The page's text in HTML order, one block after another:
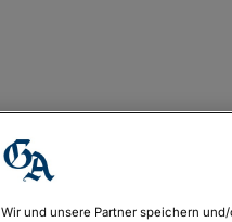
Wir und unsere Partner speichern